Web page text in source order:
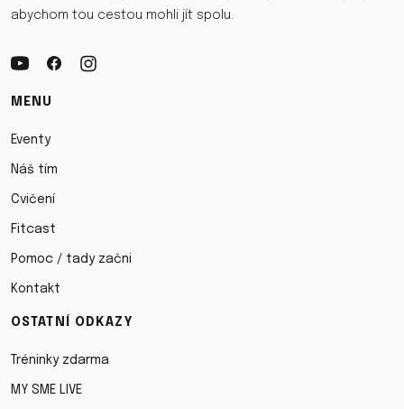
abychom tou cestou mohli jít spolu.
MENU
Eventy
Náš tím
Cvičení
Fitcast
Pomoc / tady začni
Kontakt
OSTATNÍ ODKAZY
Tréninky zdarma
MY SME LIVE